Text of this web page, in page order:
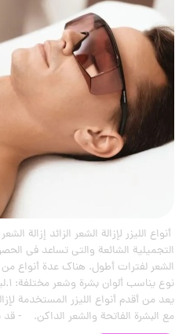
أنواع الليزر لإزالة الشعر الزائد إزالة
التجميلية الشائعة والتي تساعد في
الشعر لفترات أطول. هناك عدة أنواع
يعد من أقدم أنواع الليزر المستخدمة
مع البشرة الفاتحة والشعر الداكن. -